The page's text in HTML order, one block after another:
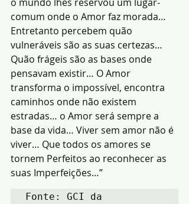
comum onde o Amor faz morada…
Entretanto percebem quão
vulneráveis são as suas certezas…
Quão frágeis são as bases onde
pensavam existir… O Amor
transforma o impossível, encontra
caminhos onde não existem
estradas… o Amor será sempre a
base da vida… Viver sem amor não é
viver… Que todos os amores se
tornem Perfeitos ao reconhecer as
suas Imperfeições…”
Fonte: GCI da